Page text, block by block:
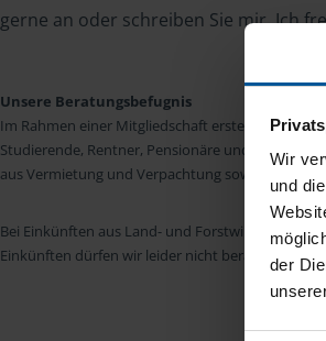
Wir
und
der
gerne an oder schreiben Sie mir. Ich
Unsere Beratungsbefugnis
Im Rahmen einer Mitgliedschaft erstellen wir die
Studierende, Rentner, Pensionäre und
aus Vermietung und Verpachtung sowie
Bei Einkünften aus Land- und Forstwirtschaft,
Einkünften dürfen wir leider nicht beraten.